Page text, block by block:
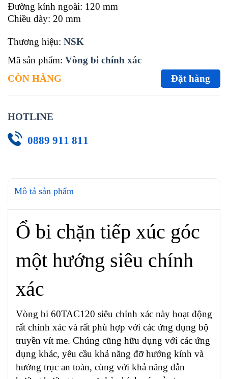
Đường kính ngoài: 120 mm
Chiều dày: 20 mm
Thương hiệu: NSK
Mã sản phẩm: Vòng bi chính xác
CÒN HÀNG
Đặt hàng
HOTLINE
0889 911 811
Mô tả sản phẩm
Ổ bi chặn tiếp xúc góc
một hướng siêu chính
xác
Vòng bi 60TAC120 siêu chính xác này hoạt động
rất chính xác và rất phù hợp với các ứng dụng bộ
truyền vít me. Chúng cũng hữu dụng với các ứng
dụng khác, yêu cầu khả năng đỡ hướng kính và
hướng trục an toàn, cùng với khả năng dẫn